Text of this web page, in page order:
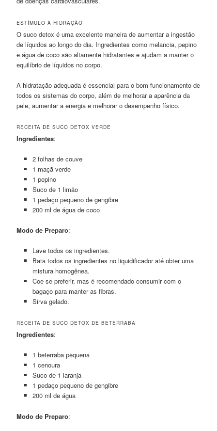
ESTÍMULO À HIDRAÇÃO
O suco detox é uma excelente maneira de aumentar a ingestão
de líquidos ao longo do dia. Ingredientes como melancia, pepino
e água de coco são altamente hidratantes e ajudam a manter o
equilíbrio de líquidos no corpo.
A hidratação adequada é essencial para o bom funcionamento de
todos os sistemas do corpo, além de melhorar a aparência da
pele, aumentar a energia e melhorar o desempenho físico.
RECEITA DE SUCO DETOX VERDE
Ingredientes:
2 folhas de couve
1 maçã verde
1 pepino
Suco de 1 limão
1 pedaço pequeno de gengibre
200 ml de água de coco
Modo de Preparo:
Lave todos os ingredientes.
Bata todos os ingredientes no liquidificador até obter uma
mistura homogênea.
Coe se preferir, mas é recomendado consumir com o
bagaço para manter as fibras.
Sirva gelado.
RECEITA DE SUCO DETOX DE BETERRABA
Ingredientes:
1 beterraba pequena
1 cenoura
Suco de 1 laranja
1 pedaço pequeno de gengibre
200 ml de água
Modo de Preparo: